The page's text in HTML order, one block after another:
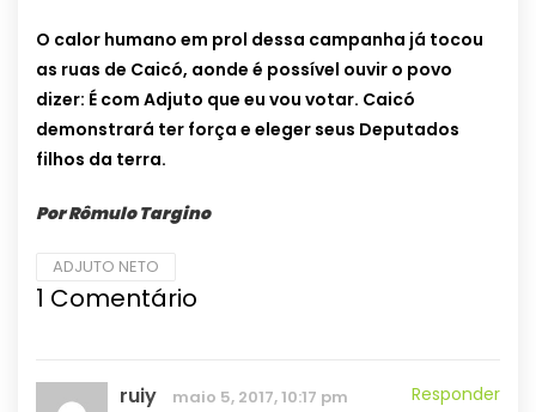
O calor humano em prol dessa campanha já tocou
as ruas de Caicó, aonde é possível ouvir o povo
dizer: É com Adjuto que eu vou votar. Caicó
demonstrará ter força e eleger seus Deputados
filhos da terra.
Por Rômulo Targino
ADJUTO NETO
1 Comentário
ruiy maio 5, 2017, 10:17 pm
Responder